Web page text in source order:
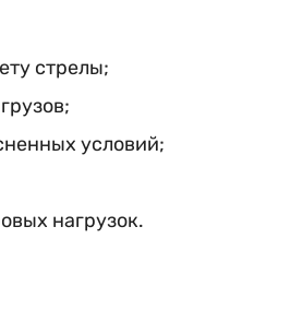
стрелы;
условий;
нагрузок.